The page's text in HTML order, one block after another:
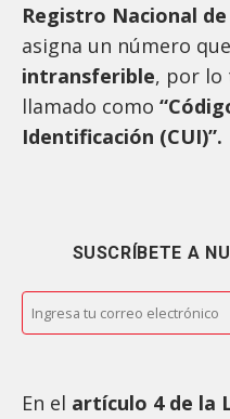
Registro Nacional de
asigna un número
intransferible, por lo
llamado como
Identificación (CUI)”.
SUSCRÍBETE A
En el artículo 4 de la